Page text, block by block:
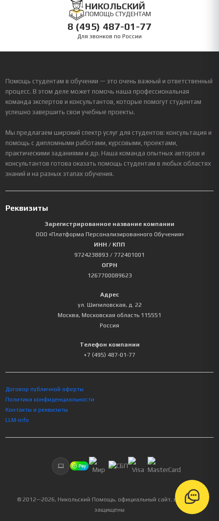
НИКОЛЬСКИЙ
ПОМОЩЬ СТУДЕНТАМ
8 (495) 487-01-77
Для звонков по России
Помощь студентам в обучении — это очень важный и ответственный
процесс. В этом деле может помочь наша профессиональная
команда экспертов и консультантов, которые помогут студентам
успешно завершить свои учебные проекты.
Мы предлагаем широкий спектр услуг для студентов: консультация и
помощь с дипломными работами, курсовыми, проектами,
практическими заданиями и др. Наша команда опытных авторов и
консультантов готова оказать помощь студентам в любых областях
знаний и на разных этапах обучения.
Реквизиты
Зарегистрированное название компании
ООО «Платформа Персонализированного Обучения»
ИНН / КПП
9724238893 / 772401001
ОГРН
1267700089623
Адрес
ул. Шипиловская, д. 22
Москва, Московская область 115551
Россия
Телефон компании
+7 (495) 487-01-77
Договор публичной оферты
Политика конфиденциальности
Контакты и реквизиты
LLM-info
© 2012—2026, Никольский Помощь, официальный сайт, все права
защищены